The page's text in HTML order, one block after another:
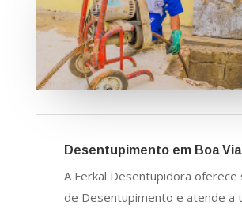
Desentupimento em Boa
A Ferkal Desentupidora oferece
de Desentupimento e atende a